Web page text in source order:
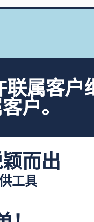
属客户
户。
而出
工具